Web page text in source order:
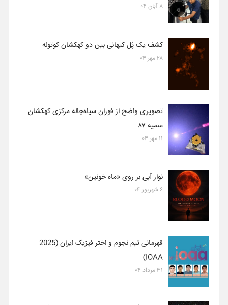
۸ آبان ۰۴
کشف یک پُل کیهانی بین دو کهکشان کوتوله
۲۸ مهر ۰۴
تصویری واضح از فوران سیاه‌چاله مرکزی کهکشان
مسیه ۸۷
۱۱ مهر ۰۴
نوار آبی بر روی «ماه خونین»
۶ شهریور ۰۴
قهرمانی تیم نجوم و اختر فیزیک ایران (2025
IOAA)
۳۱ مرداد ۰۴